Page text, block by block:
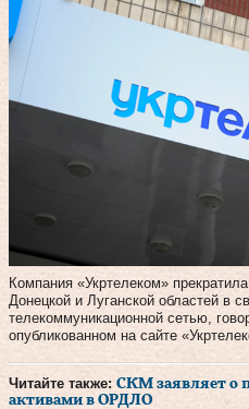
Компания «Укртелеком»
Донецкой и Луганской областей в
телекоммуникационной сетью,
опубликованном на сайте
Читайте также: СКМ заявляет о
активами в ОРДЛО